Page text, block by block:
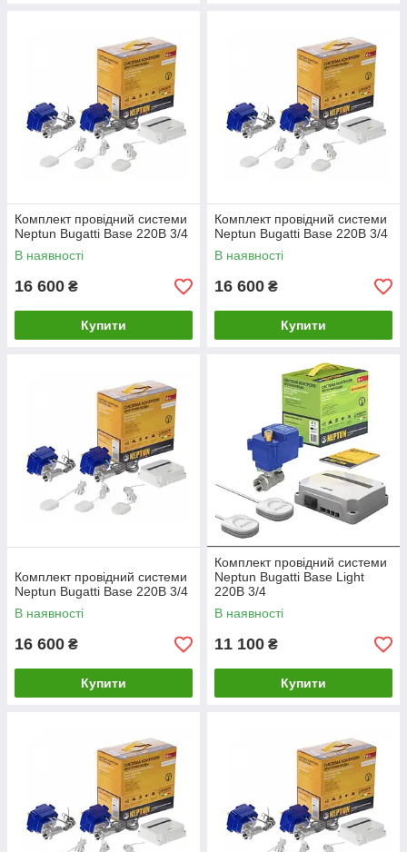
Комплект провідний системи
Neptun Bugatti Base 220B 3/4
В наявності
16 600 ₴
Купити
Комплект провідний системи
Neptun Bugatti Base 220B 3/4
В наявності
16 600 ₴
Купити
Комплект провідний системи
Neptun Bugatti Base 220B 3/4
В наявності
16 600 ₴
Купити
Комплект провідний системи
Neptun Bugatti Base Light
220В 3/4
В наявності
11 100 ₴
Купити